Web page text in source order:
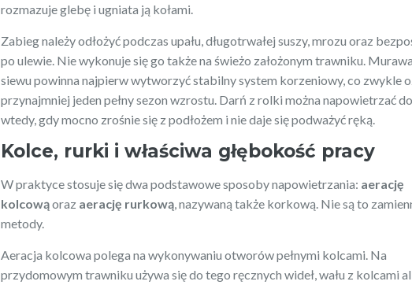
rozmazuje glebę i ugniata ją kołami.
Zabieg należy odłożyć podczas upału, długotrwałej suszy, mrozu oraz
po ulewie. Nie wykonuje się go także na świeżo założonym trawniku.
siewu powinna najpierw wytworzyć stabilny system korzeniowy, co zwykle
przynajmniej jeden pełny sezon wzrostu. Darń z rolki można napowietrzać
wtedy, gdy mocno zrośnie się z podłożem i nie daje się podważyć ręką.
Kolce, rurki i właściwa głębokość pracy
W praktyce stosuje się dwa podstawowe sposoby napowietrzania: aerację
kolcowąoraz aerację rurkową, nazywaną także korkową. Nie są to
metody.
Aeracja kolcowa polega na wykonywaniu otworów pełnymi kolcami. Na
przydomowym trawniku używa się do tego ręcznych wideł, wału z kolcami